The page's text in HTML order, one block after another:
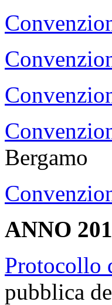
Bergamo
ANNO
Protocollo
pubblica